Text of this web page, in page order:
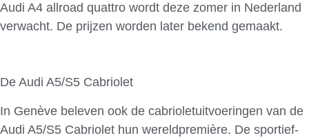
Audi A4 allroad quattro wordt deze zomer in Nederland
verwacht. De prijzen worden later bekend gemaakt.
De Audi A5/S5 Cabriolet
In Genève beleven ook de cabrioletuitvoeringen van de
Audi A5/S5 Cabriolet hun wereldpremière. De sportief-